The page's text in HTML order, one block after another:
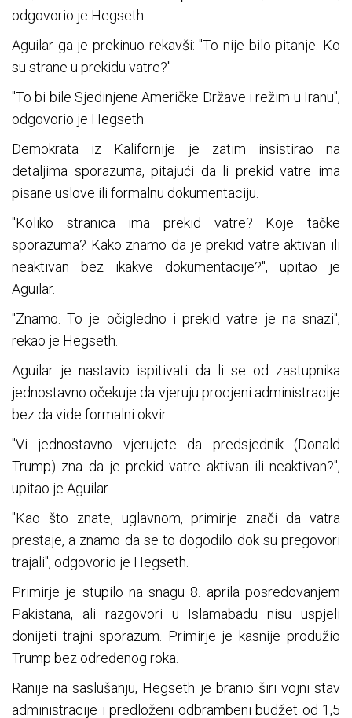
odgovorio je Hegseth.
Aguilar ga je prekinuo rekavši: "To nije bilo pitanje. Ko
su strane u prekidu vatre?"
"To bi bile Sjedinjene Američke Države i režim u Iranu",
odgovorio je Hegseth.
Demokrata iz Kalifornije je zatim insistirao na
detaljima sporazuma, pitajući da li prekid vatre ima
pisane uslove ili formalnu dokumentaciju.
"Koliko stranica ima prekid vatre? Koje tačke
sporazuma? Kako znamo da je prekid vatre aktivan ili
neaktivan bez ikakve dokumentacije?", upitao je
Aguilar.
"Znamo. To je očigledno i prekid vatre je na snazi",
rekao je Hegseth.
Aguilar je nastavio ispitivati ​​da li se od zastupnika
jednostavno očekuje da vjeruju procjeni administracije
bez da vide formalni okvir.
"Vi jednostavno vjerujete da predsjednik (Donald
Trump) zna da je prekid vatre aktivan ili neaktivan?",
upitao je Aguilar.
"Kao što znate, uglavnom, primirje znači da vatra
prestaje, a znamo da se to dogodilo dok su pregovori
trajali", odgovorio je Hegseth.
Primirje je stupilo na snagu 8. aprila posredovanjem
Pakistana, ali razgovori u Islamabadu nisu uspjeli
donijeti trajni sporazum. Primirje je kasnije produžio
Trump bez određenog roka.
Ranije na saslušanju, Hegseth je branio širi vojni stav
administracije i predloženi odbrambeni budžet od 1,5